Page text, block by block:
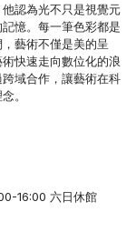
認為光不只是視覺元
憶。每一筆色彩都是
藝術不僅是美的呈
快速走向數位化的浪
域合作，讓藝術在科
。
16:00 六日休館